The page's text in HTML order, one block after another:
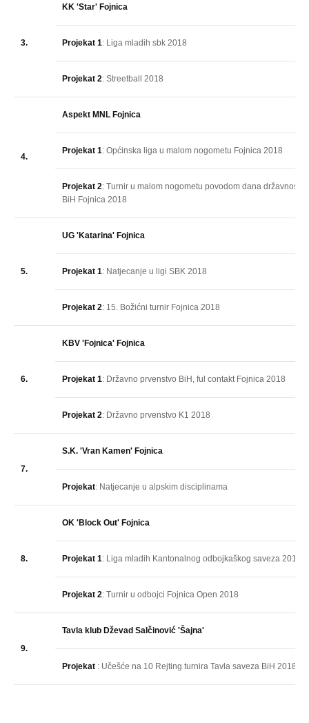
3.
KK 'Star' Fojnica
Projekat 1: Liga mladih sbk 2018
Projekat 2: Streetball 2018
4.
Aspekt MNL Fojnica
Projekat 1: Općinska liga u malom nogometu Fojnica 2018
Projekat 2: Turnir u malom nogometu povodom dana državnosti
BiH Fojnica 2018
5.
UG 'Katarina' Fojnica
Projekat 1: Natjecanje u ligi SBK 2018
Projekat 2: 15. Božićni turnir Fojnica 2018
6.
KBV 'Fojnica' Fojnica
Projekat 1: Državno prvenstvo BiH, ful contakt Fojnica 2018
Projekat 2: Državno prvenstvo K1 2018
7.
S.K. 'Vran Kamen' Fojnica
Projekat: Natjecanje u alpskim disciplinama
8.
OK 'Block Out' Fojnica
Projekat 1: Liga mladih Kantonalnog odbojkaškog saveza 2018
Projekat 2: Turnir u odbojci Fojnica Open 2018
9.
Tavla klub Dževad Salčinović 'Šajna'
Projekat : Učešće na 10 Rejting turnira Tavla saveza BiH 2018